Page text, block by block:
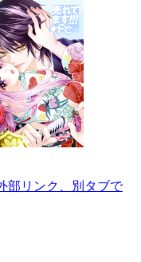
部リンク、別タブで